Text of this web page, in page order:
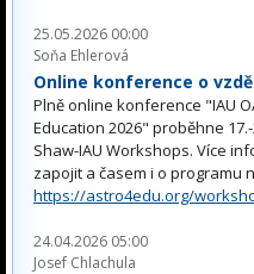
25.05.2026 00:00
Soňa Ehlerová
Online konference o
Plně online konference "IAU
Education 2026" proběhne
Shaw-IAU Workshops. Více
zapojit a časem i o programu
https://astro4edu.org/
24.04.2026 05:00
Josef Chlachula